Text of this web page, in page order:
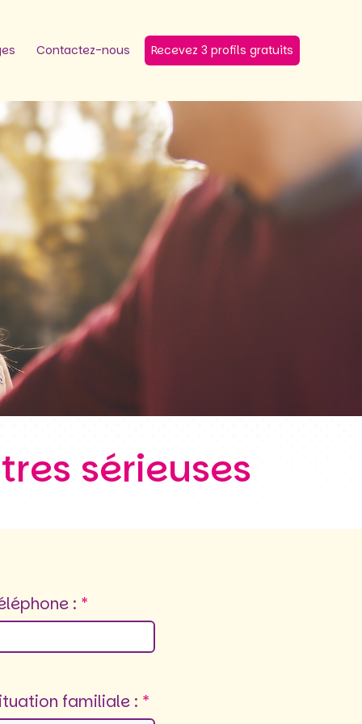
Contactez-nous Recevez 3 profils gratuits
sérieuses
:
familiale :